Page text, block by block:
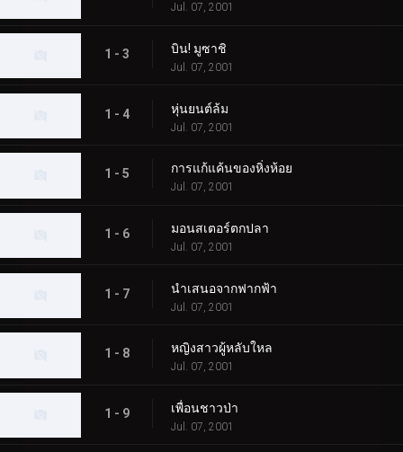
Jul. 07, 2001
1 - 3 บิน! มูซาชิ
Jul. 07, 2001
1 - 4 หุ่นยนต์ล้ม
Jul. 07, 2001
1 - 5 การแก้แค้นของหิ่งห้อย
Jul. 07, 2001
1 - 6 มอนสเตอร์ตกปลา
Jul. 07, 2001
1 - 7 นำเสนอจากฟากฟ้า
Jul. 07, 2001
1 - 8 หญิงสาวผู้หลับใหล
Jul. 07, 2001
1 - 9 เพื่อนชาวป่า
Jul. 07, 2001